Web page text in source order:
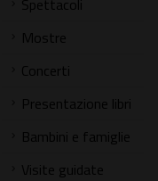
Spettacoli
Mostre
Concerti
Presentazione libri
Bambini e famiglie
Visite guidate